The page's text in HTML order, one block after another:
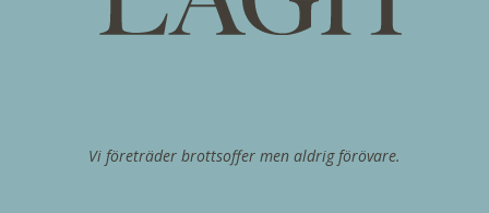
Vi företräder brottsoffer men aldrig förövare.